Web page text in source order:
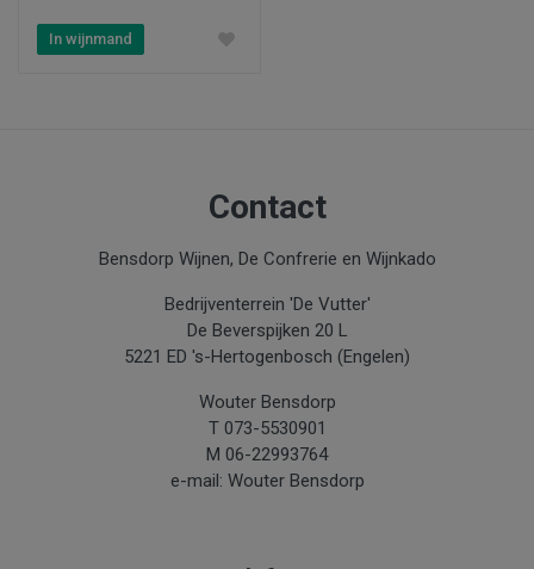
In wijnmand
Contact
Bensdorp Wijnen, De Confrerie en Wijnkado
Bedrijventerrein 'De Vutter'
De Beverspijken 20 L
5221 ED 's-Hertogenbosch (Engelen)
Wouter Bensdorp
T 073-5530901
M 06-22993764
e-mail: Wouter Bensdorp